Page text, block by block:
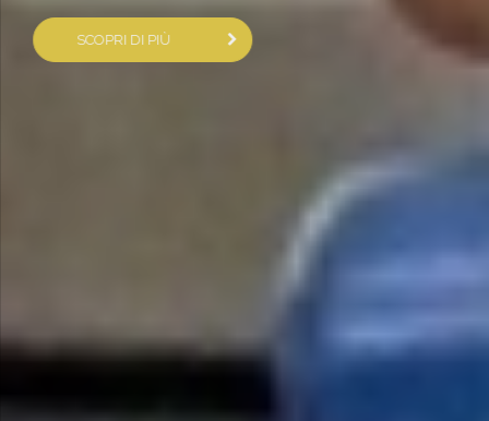
SCOPRI DI PIÙ